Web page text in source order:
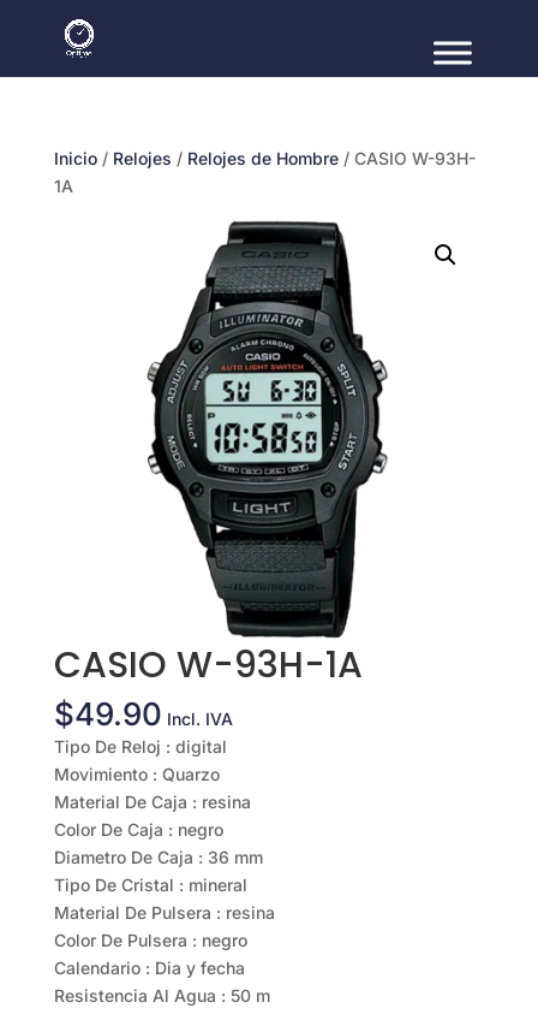
Inicio/ Relojes / Relojes de Hombre/ CASIO W-93H-
1A
CASIO W-93H-1A
$49.90 Incl. IVA
Tipo De Reloj : digital
Movimiento : Quarzo
Material De Caja : resina
Color De Caja : negro
Diametro De Caja : 36 mm
Tipo De Cristal : mineral
Material De Pulsera : resina
Color De Pulsera : negro
Calendario : Dia y fecha
Resistencia Al Agua : 50 m